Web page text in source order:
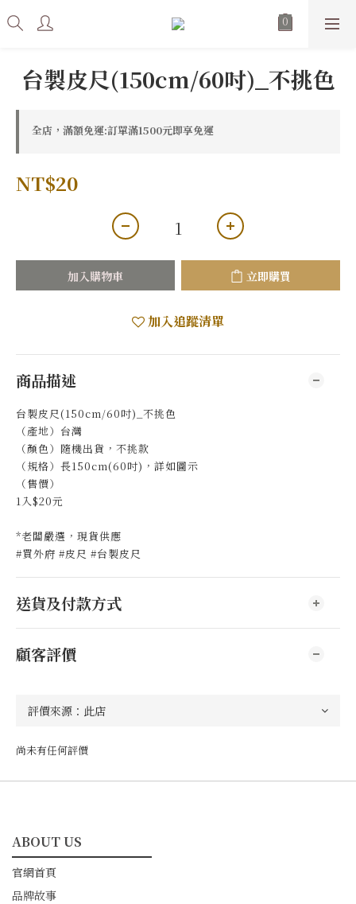
台製皮尺(150cm/60吋)_不挑色
全店，滿額免運:訂單滿1500元即享免運
NT$20
加入購物車 立即購買
加入追蹤清單
商品描述
台製皮尺(150cm/60吋)_不挑色
（產地）台灣
（顏色）隨機出貨，不挑款
（規格）長150cm(60吋)，詳如圖示
（售價）
1入$20元
*老闆嚴選，現貨供應
#買外府 #皮尺 #台製皮尺
送貨及付款方式
顧客評價
尚未有任何評價
ABOUT US
━━━━━━━━━━━
官網首頁
品牌故事